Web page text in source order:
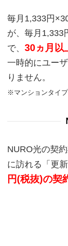
毎月1,333円
が、毎月1,333
で、 30ヵ月以
一時的にユー
りません。
※マンションタイ
NURO光の契
に訪れる「更
円(税抜)の契